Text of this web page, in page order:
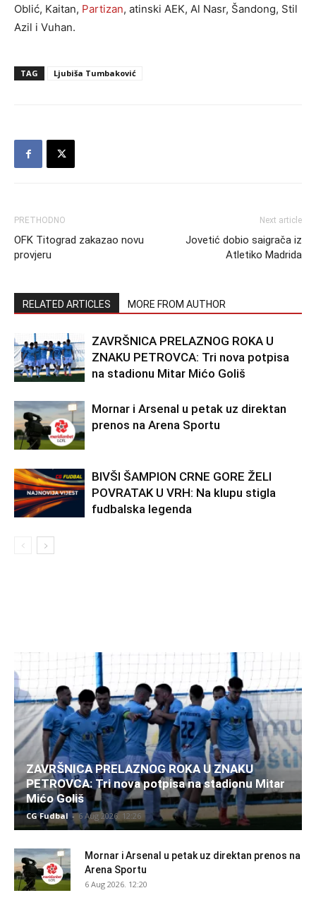
Oblić, Kaitan, Partizan, atinski AEK, Al Nasr, Šandong, Stil
Azil i Vuhan.
TAG Ljubiša Tumbaković
PRETHODNO
OFK Titograd zakazao novu
provjeru
Next article
Jovetić dobio saigrača iz
Atletiko Madrida
RELATED ARTICLES MORE FROM AUTHOR
ZAVRŠNICA PRELAZNOG ROKA U
ZNAKU PETROVCA: Tri nova potpisa
na stadionu Mitar Mićo Goliš
Mornar i Arsenal u petak uz direktan
prenos na Arena Sportu
BIVŠI ŠAMPION CRNE GORE ŽELI
POVRATAK U VRH: Na klupu stigla
fudbalska legenda
ZAVRŠNICA PRELAZNOG ROKA U ZNAKU
PETROVCA: Tri nova potpisa na stadionu Mitar
Mićo Goliš
CG Fudbal - 6 Aug 2026. 12:26
Mornar i Arsenal u petak uz direktan prenos na
Arena Sportu
6 Aug 2026. 12:20